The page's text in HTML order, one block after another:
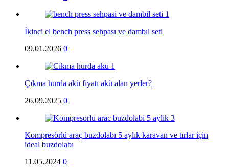
İkinci el bench press sehpası ve dambıl seti
09.01.2026 0
Çıkma hurda akü fiyatı akü alan yerler?
26.09.2025 0
Kompresörlü araç buzdolabı 5 aylık karavan ve tırlar için
ideal buzdolabı
11.05.2024 0